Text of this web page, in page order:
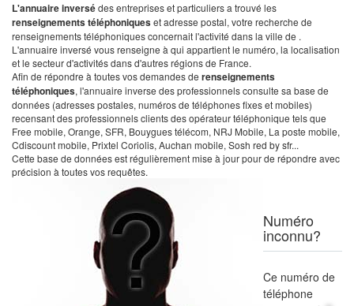
L'annuaire inversédes entreprises et particuliers a trouvé les
renseignements téléphoniqueset adresse postal, votre recherche de
renseignements téléphoniques concernait l'activité dans la ville de .
L'annuaire inversé vous renseigne à qui appartient le numéro, la localisation
et le secteur d'activités dans d'autres régions de France.
Afin de répondre à toutes vos demandes de renseignements
téléphoniques, l'annuaire inverse des professionnels consulte sa base de
données (adresses postales, numéros de téléphones fixes et mobiles)
recensant des professionnels clients des opérateur téléphonique tels que
Free mobile, Orange, SFR, Bouygues télécom, NRJ Mobile, La poste mobile,
Cdiscount mobile, Prixtel Coriolis, Auchan mobile, Sosh red by sfr...
Cette base de données est régulièrement mise à jour pour de répondre avec
précision à toutes vos requêtes.
Numéro
inconnu?
Ce numéro de
téléphone